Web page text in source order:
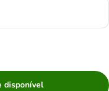
disponível